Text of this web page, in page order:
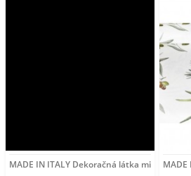
MADE IN ITALY Dekoračná látka mini biele